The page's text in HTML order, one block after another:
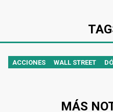
ACCIONES WALL STREET
MÁS